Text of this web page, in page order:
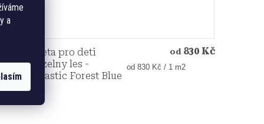
a
Tapeta pro deti
kouzelny les -
Fantastic Forest Blue
od830 Kč
Měrná
od 830 Kč / 1 m2